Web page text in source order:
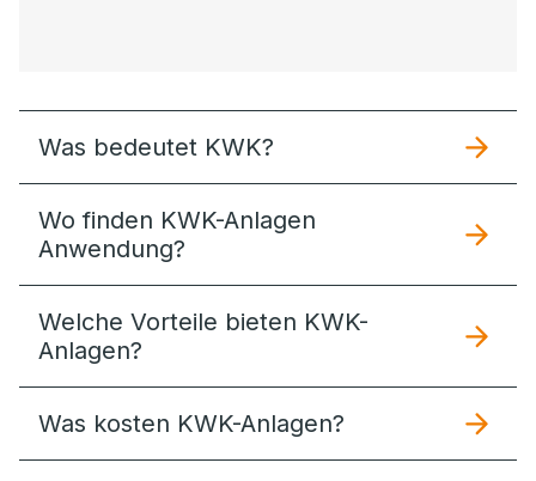
Was bedeutet KWK?
Wo finden KWK-Anlagen
Anwendung?
Welche Vorteile bieten KWK-
Anlagen?
Was kosten KWK-Anlagen?